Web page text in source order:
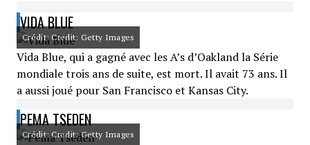
VIDA BLUE
Crédit: Credit: Getty Images
Vida Blue, qui a gagné avec les A’s d’Oakland la Série
mondiale trois ans de suite, est mort. Il avait 73 ans. Il
a aussi joué pour San Francisco et Kansas City.
PEMA TSEDEN
Crédit: Credit: Getty Images